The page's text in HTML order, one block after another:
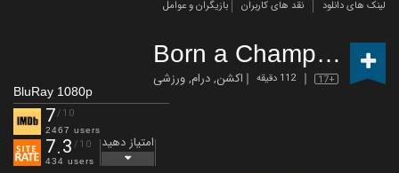
لینک های دانلود نقد های کاربران بازیگران و عوامل
Born a Champion
17+ 112 دقیقه اکشن,درام,ورزشی
BluRay 1080p
7/10
2467 users
7.3 /10
434 users
امتیاز دهید